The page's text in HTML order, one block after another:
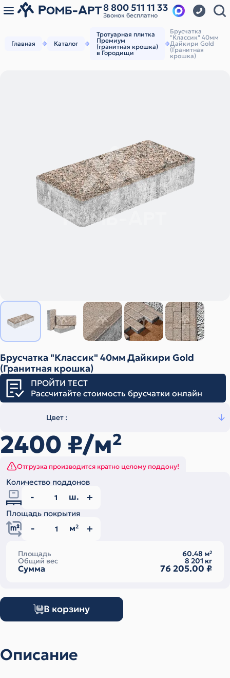
8 800 511 11 33
Звонок бесплатно
Главная Каталог
Тротуарная плитка
Премиум
(гранитная крошка)
в Городищи
Брусчатка
"Классик" 40мм
Дайкири Gold
(Гранитная
крошка)
Брусчатка "Классик" 40мм Дайкири Gold
(Гранитная крошка)
ПРОЙТИ ТЕСТ
Рассчитайте стоимость брусчатки онлайн
Цвет :
2400 ₽/м2
Отгрузка производится кратно целому поддону!
Количество поддонов
ш.
Площадь покрытия
м2
Площадь 60.48 м2
Общий вес 8 201 кг
Сумма 76 205.00 ₽
В корзину
Описание